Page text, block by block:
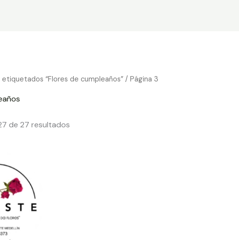
“Flores de cumpleaños”/ Página 3
de 27 resultados